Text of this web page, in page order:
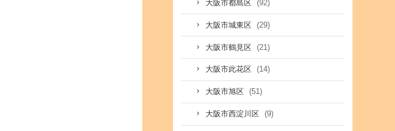
大阪市都島区 (92)
大阪市城東区 (29)
大阪市鶴見区 (21)
大阪市此花区 (14)
大阪市旭区 (51)
大阪市西淀川区 (9)